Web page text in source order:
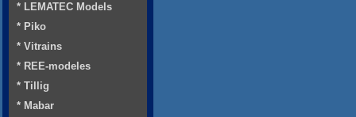
* LEMATEC Models
* Piko
* Vitrains
* REE-modeles
* Tillig
* Mabar